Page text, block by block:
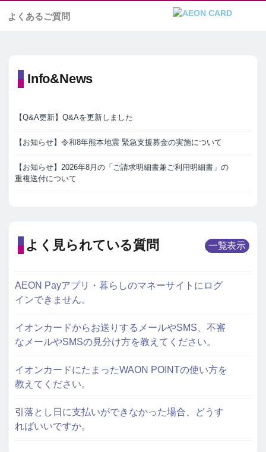
よくあるご質問
Info&News
【Q&A更新】Q&Aを更新しました
【お知らせ】令和8年熊本地震 緊急支援募金の実施について
【お知らせ】2026年8月の「ご請求明細書兼ご利用明細書」の
重複送付について
よく見られている質問 一覧表示
AEON Payアプリ・暮らしのマネーサイトにログ
インできません。
イオンカードからお送りするメールやSMS、不審
なメールやSMSの見分け方を教えてください。
イオンカードにたまったWAON POINTの使い方を
教えてください。
引落とし日に支払いができなかった場合、どうす
ればいいですか。